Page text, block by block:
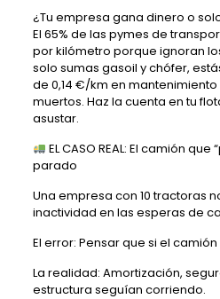
¿Tu empresa gana dinero o
El 65% de las pymes de
por kilómetro porque ignoran
solo sumas gasoil y chófer,
de 0,14 €/km en
muertos. Haz la cuenta en tu
asustar.
EL CASO REAL: El camión
parado
Una empresa con 10 tractoras
inactividad en las esperas de
El error: Pensar que si el
La realidad: Amortización,
estructura seguían corriendo.